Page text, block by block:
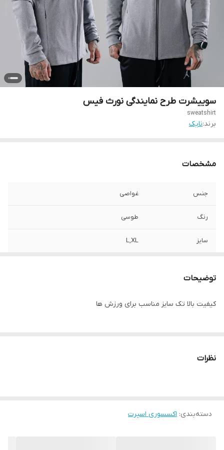
سوییشرت طرح نمایندگی نورث فیس
sweatshirt
برند:نایک
مشخصات
جنس غواصی
رنگ طوسی
سایز L,XL
توضیحات
کیفیت بالا تک سایز مناسب برای ورزش ها
نظرات
دسته‌بندی: اکسسوری اسپرت